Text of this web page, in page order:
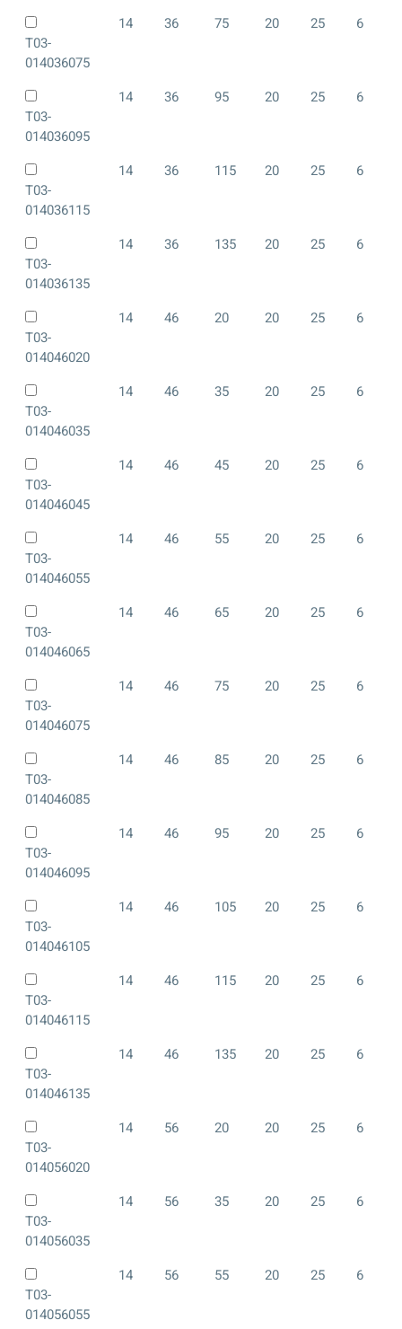
T03-
014036075
14 36 75 20 25 6
T03-
014036095
14 36 95 20 25 6
T03-
014036115
14 36 115 20 25 6
T03-
014036135
14 36 135 20 25 6
T03-
014046020
14 46 20 20 25 6
T03-
014046035
14 46 35 20 25 6
T03-
014046045
14 46 45 20 25 6
T03-
014046055
14 46 55 20 25 6
T03-
014046065
14 46 65 20 25 6
T03-
014046075
14 46 75 20 25 6
T03-
014046085
14 46 85 20 25 6
T03-
014046095
14 46 95 20 25 6
T03-
014046105
14 46 105 20 25 6
T03-
014046115
14 46 115 20 25 6
T03-
014046135
14 46 135 20 25 6
T03-
014056020
14 56 20 20 25 6
T03-
014056035
14 56 35 20 25 6
T03-
014056055
14 56 55 20 25 6